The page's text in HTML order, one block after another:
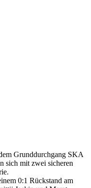
Grunddurchgang SKA
sich mit zwei sicheren
0:1 Rückstand am